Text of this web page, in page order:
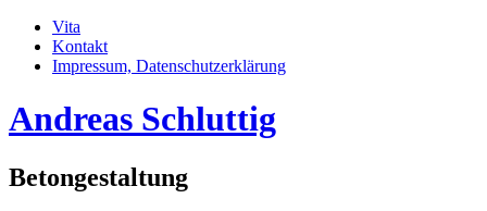
Vita
Kontakt
Impressum, Datenschutzerklärung
Andreas Schluttig
Betongestaltung